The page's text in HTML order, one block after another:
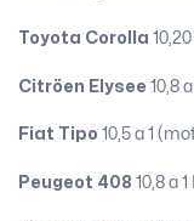
Toyota Corolla
Citröen Elysee 10,8
Fiat Tipo 10,5 a 1
Peugeot 408 10,8 a